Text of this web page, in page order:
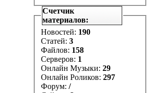
Счетчик
материалов:
Новостей: 190
Статей: 3
Файлов: 158
Серверов: 1
Онлайн Музыки: 29
Онлайн Роликов: 297
Форум: /